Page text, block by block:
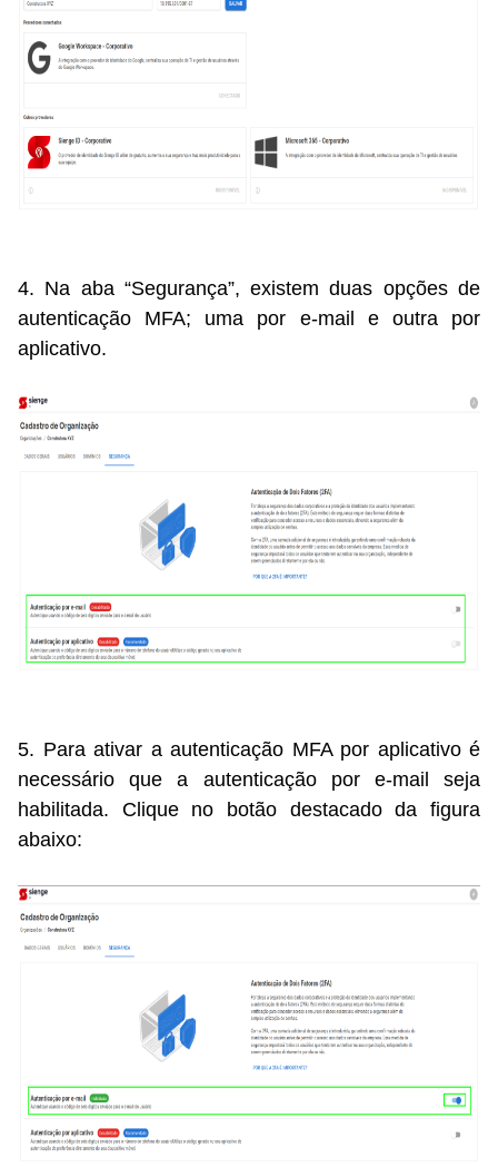
4. Na aba “Segurança”, existem duas opções de
autenticação MFA; uma por e-mail e outra por
aplicativo.
5. Para ativar a autenticação MFA por aplicativo é
necessário que a autenticação por e-mail seja
habilitada. Clique no botão destacado da figura
abaixo: